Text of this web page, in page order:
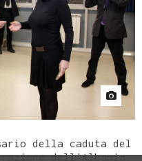
della caduta del
dell'Albania.